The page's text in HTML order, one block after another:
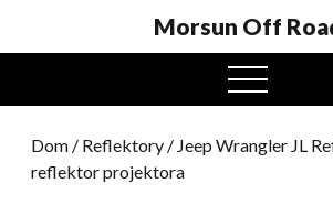
Morsun Off
Otwarte
menu
Dom / Reflektory / Jeep Wrangler JL
reflektor projektora